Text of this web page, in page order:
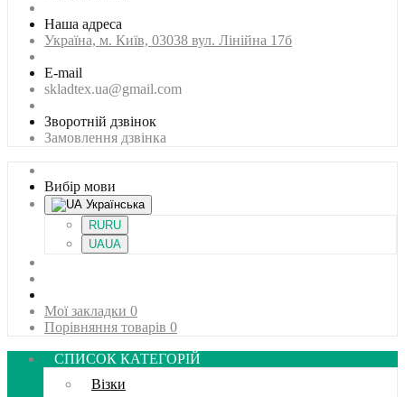
Наша адреса
Українa, м. Київ, 03038 вул. Лінійна 17б
E-mail
skladtex.ua@gmail.com
Зворотній дзвінок
Замовлення дзвінка
Вибір мови
Українська
RURU
UAUA
Мої закладки 0
Порівняння товарів 0
СПИСОК КАТЕГОРІЙ
Візки